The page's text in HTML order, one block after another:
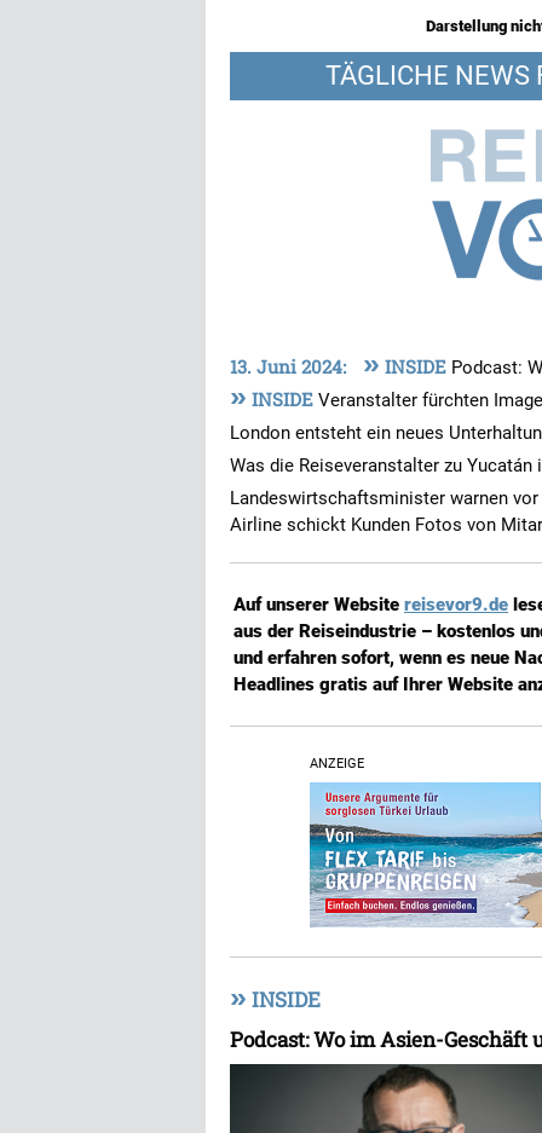
Darstellung
TÄGLICHE NEWS
13. Juni 2024: » INSIDE Podcast:
» INSIDE Veranstalter fürchten
London entsteht ein neues
Was die Reiseveranstalter zu
Landeswirtschaftsminister warnen vor
Airline schickt Kunden Fotos von
Auf unserer Website reisevor9.de
aus der Reiseindustrie – kostenlos
und erfahren sofort, wenn es neue
Headlines gratis auf Ihrer Website
ANZEIGE
» INSIDE
Podcast: Wo im Asien-